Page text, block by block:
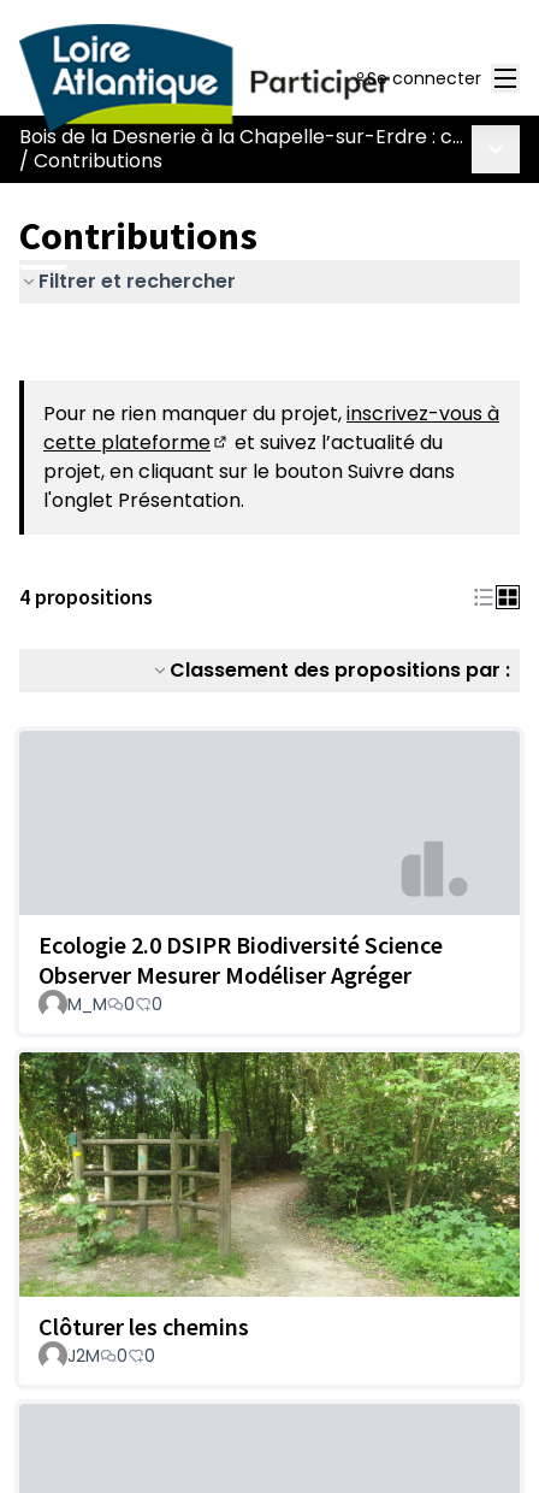
Se connecter
Bois de la Desnerie à la Chapelle-sur-Erdre : comment concilier ouverture au public et préservation ?
/ Contributions
Contributions
Filtrer et rechercher
Pour ne rien manquer du projet,inscrivez-vous à
cette plateforme
(Nouvelle fenêtre)
et suivez l’actualité du
projet, en cliquant sur le bouton Suivre dans
l'onglet Présentation.
4 propositions
Classement des propositions par :
Ecologie 2.0 DSIPR Biodiversité Science
Observer Mesurer Modéliser Agréger
M_M 0 0
Clôturer les chemins
J2M 0 0